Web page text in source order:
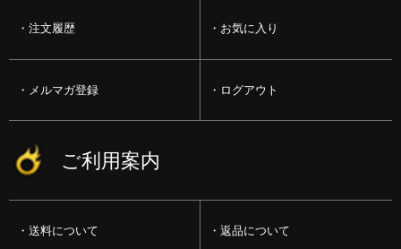
注文履歴 お気に入り
メルマガ登録 ログアウト
ご利用案内
送料について 返品について